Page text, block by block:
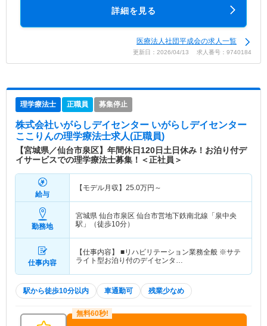
詳細を見る
医療法人社団平成会の求人一覧
更新日：2026/04/13 求人番号：9740184
理学療法士 正職員 募集停止
株式会社いがらしデイセンター いがらしデイセンター
ここりんの理学療法士求人(正職員)
【宮城県／仙台市泉区】年間休日120日土日休み！お泊り付デ
イサービスでの理学療法士募集！＜正社員＞
給与
【モデル月収】 25.0万円～
勤務地
宮城県 仙台市泉区 仙台市営地下鉄南北線「泉中央
駅」（徒歩10分）
仕事内容
【仕事内容】 ■リハビリテーション業務全般 ※サテ
ライト型お泊り付のデイセンタ…
駅から徒歩10分以内 車通勤可 残業少なめ